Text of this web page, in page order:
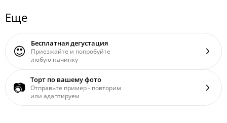
Еще
😍 Бесплатная дегустация
Приезжайте и попробуйте
любую начинку
📷 Торт по вашему фото
Отправьте пример - повторим
или адаптируем